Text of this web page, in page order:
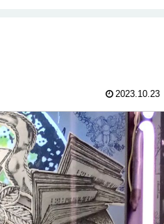
2023.10.23